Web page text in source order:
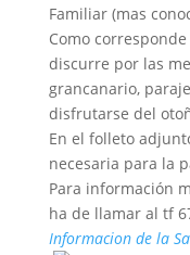
Familiar (mas
Como
discurre por las
grancanario,
disfrutarse del
En el folleto
necesaria para la
Para información
ha de llamar al tf
Informacion de la